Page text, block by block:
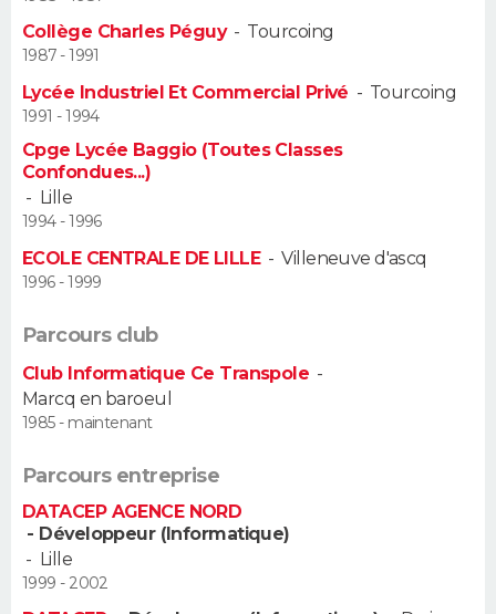
Alimentation
Guide de la santé
Maladies
Médicaments
Sommeil
VOYAGE
Destinations
City break
Voyage nature
Voyage de noces
Forum
Climat
+
PHOTO
GUIDES D'ACHAT
BONS PLANS
CARTE DE VOEUX
COPAINS D'AVANT
FORUM
Bricolage
Lifestyle
Culture
Sport
Auto
Television
Voyage
Cinema
Collège Charles Péguy- Tourcoing
1987 - 1991
Lycée Industriel Et Commercial Privé - Tourcoing
1991 - 1994
Cpge Lycée Baggio (Toutes Classes
Confondues...)
- Lille
1994 - 1996
ECOLE CENTRALE DE LILLE-Villeneuve d'ascq
1996 - 1999
Parcours club
Club Informatique Ce Transpole -
Marcq en baroeul
1985 - maintenant
Parcours entreprise
DATACEP AGENCE NORD
- Développeur (Informatique)
- Lille
1999 - 2002